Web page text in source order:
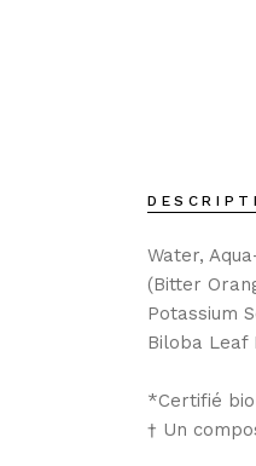
Water,
(Bitter
Potassium
Biloba Leaf
*Certifié
† Un